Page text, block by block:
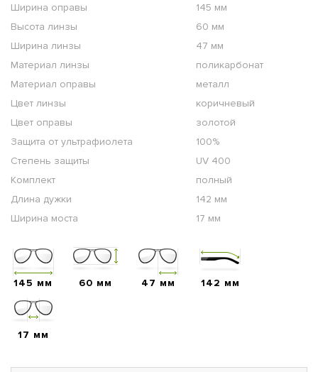
Ширина оправы
145 мм
Высота линзы
60 мм
Ширина линзы
47 мм
Материал линзы
поликарбонат
Материал оправы
металл
Цвет линзы
коричневый
Цвет оправы
золотой
Защита от ультрафиолета
100%
Степень защиты
UV 400
Комплект
полный
Длина дужки
142 мм
Ширина моста
17 мм
145 мм 60 мм 47 мм 142 мм
17 мм